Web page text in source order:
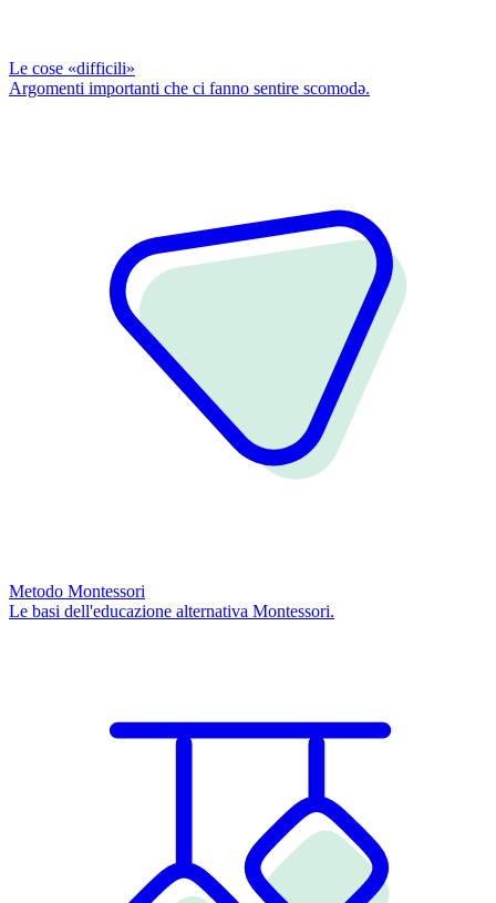
Le cose «difficili»
Argomenti importanti che ci fanno sentire scomodǝ.
Metodo Montessori
Le basi dell'educazione alternativa Montessori.